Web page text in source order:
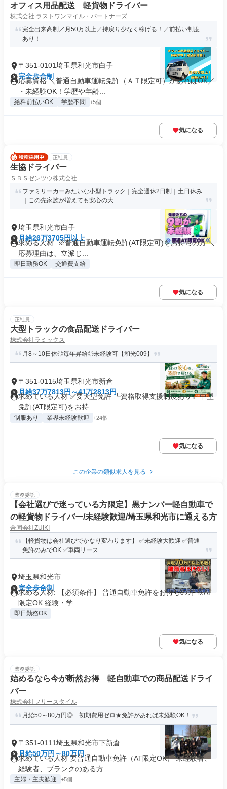
オフィス用品配送 軽貨物ドライバー
株式会社 ラストワンマイル・パートナーズ
完全出来高制／月50万以上／持戻り少なく稼げる！／前払い制度
あり！
〒351-0101埼玉県和光市白子
完全歩合制
応募資格 ＼普通自動車運転免許（ＡＴ限定可）があればOK／
・未経験OK！学歴や年齢...
給料前払いOK 学歴不問 +5個
気になる
正社員
生協ドライバー
ＳＢＳゼンツウ株式会社
ファミリーカーみたいな小型トラック｜完全週休2日制｜土日休み
｜この先家族が増えても安心の大...
埼玉県和光市白子
月給26万3705円以上
求める人材: ※普通自動車運転免許(AT限定可)をお持ちの方 ＼
応募理由は、立派じ...
即日勤務OK 交通費支給
気になる
正社員
大型トラックの食品配送ドライバー
株式会社ラミックス
月8～10日休◎毎年昇給◎未経験可【和光009】
〒351-0115埼玉県和光市新倉
月給37万7813円～41万2813円
求めている人材 ✅要大型免許 ┗資格取得支援制度あり✨ 中型
免許(AT限定可)をお持...
制服あり 業界未経験歓迎 +24個
気になる
この企業の類似求人を見る
業務委託
【会社選びで迷っている方限定】黒ナンバー軽自動車で
の軽貨物ドライバー/未経験歓迎/埼玉県和光市に通える方
合同会社ZUIKI
【軽貨物は会社選びでかなり変わります】 ✅未経験大歓迎 ✅普通
免許のみでOK ✅車両リース...
埼玉県和光市
完全歩合制
求める人材: 【必須条件】 普通自動車免許をお持ちの方 ※AT
限定OK 経験・学...
即日勤務OK
気になる
業務委託
始めるなら今が断然お得 軽⾃動⾞での商品配送ドライ
バー
株式会社フリースタイル
月給50～80万円◎ 初期費用ゼロ★免許があれば未経験OK！
〒351-0111埼玉県和光市下新倉
月給50万円～80万円
求めている人材 要普通自動車免許（AT限定OK） 未経験者、
経験者、ブランクのある方...
主婦・主夫歓迎 +5個